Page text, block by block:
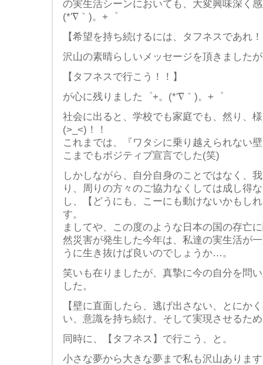
の実生活シーンにおいても、大変興味深く
(*′∇｀)。+゜
【希望を持ち続けるには、タフネスであれ
沢山の素晴らしいメッセージを頂きました
【タフネスで行こう！！】
が心に残りました゜+。(*′∇｀)。+゜
社会に出ると、学校でも家庭でも、然り、
(>_<)！！
これまでは、『ワタシに乗り越えられない
こまでもポジティブ宣言でした(笑)
しかしながら、自分自身のことではなく、
り、周りの方々のご協力なくしては成し得
し、【どうにも、こーにも動けないかもし
す。
ましてや、この度のような日本の国の存亡
然災害が発生した今年は、私達の実生活が
うに生き抜けば良いのでしょうか…。
笑いも在りましたが、真摯に今の自分を問
した。
【壁に直面したら、逃げ出さない、とにか
い、意識を持ち続け、そして実現させるた
同時に、【タフネス】で行こう、と。
小さな夢から大きな夢まで私も沢山ありま